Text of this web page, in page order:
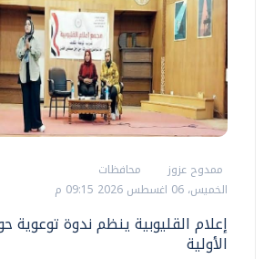
ممدوح عزوز
محافظات
الخميس، 06 اغسطس 2026 09:15 م
إعلام القليوبية ينظم ندوة توعوية
الأولية